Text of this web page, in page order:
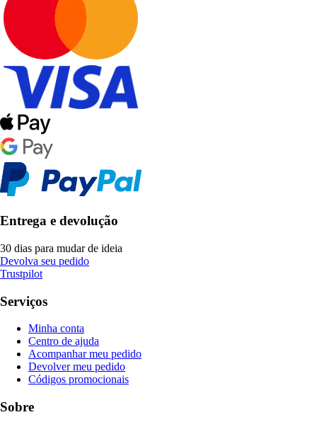
Entrega e devolução
30 dias para mudar de ideia
Devolva seu pedido
Trustpilot
Serviços
Minha conta
Centro de ajuda
Acompanhar meu pedido
Devolver meu pedido
Códigos promocionais
Sobre